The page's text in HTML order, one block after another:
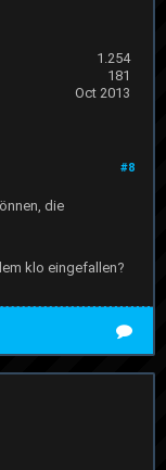
1.254
181
Oct 2013
#8
die
klo eingefallen?